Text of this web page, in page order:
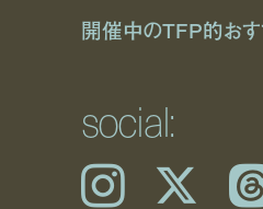
開催中のTFP的お
social:
Instagram 𝕏